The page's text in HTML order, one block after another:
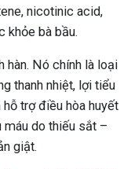
nicotinic acid,
khỏe bà bầu.
hàn. Nó chính là loại
thanh nhiệt, lợi tiểu
trợ điều hòa huyết
máu do thiếu sắt –
giật.